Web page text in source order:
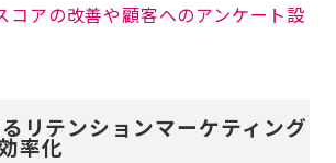
コアの改善や顧客へのアンケート設
リテンションマーケティング
率化